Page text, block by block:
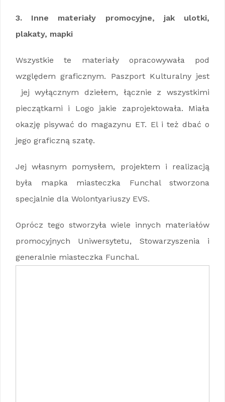
3. Inne materiały promocyjne, jak ulotki,
plakaty, mapki
Wszystkie te materiały opracowywała pod
względem graficznym. Paszport Kulturalny jest
jej wyłącznym dziełem, łącznie z wszystkimi
pieczątkami i Logo jakie zaprojektowała. Miała
okazję pisywać do magazynu ET. El i też dbać o
jego graficzną szatę.
Jej własnym pomysłem, projektem i realizacją
była mapka miasteczka Funchal stworzona
specjalnie dla Wolontyariuszy EVS.
Oprócz tego stworzyła wiele innych materiałów
promocyjnych Uniwersytetu, Stowarzyszenia i
generalnie miasteczka Funchal.